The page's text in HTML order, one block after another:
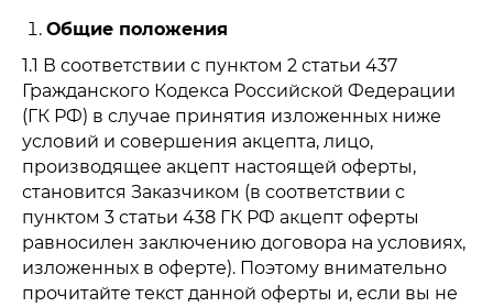
Общие положения
1.1 В соответствии с пунктом 2 статьи 437
Гражданского Кодекса Российской Федерации
(ГК РФ) в случае принятия изложенных ниже
условий и совершения акцепта, лицо,
производящее акцепт настоящей оферты,
становится Заказчиком (в соответствии с
пунктом 3 статьи 438 ГК РФ акцепт оферты
равносилен заключению договора на условиях,
изложенных в оферте). Поэтому внимательно
прочитайте текст данной оферты и, если вы не